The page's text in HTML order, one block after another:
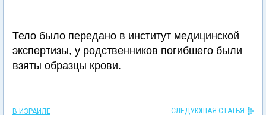
Тело было передано в институт медицинской
экспертизы, у родственников погибшего были
взяты образцы крови.
В ИЗРАИЛЕ СЛЕДУЮЩАЯ СТАТЬЯ